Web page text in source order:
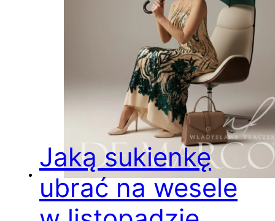
Jaką sukienkę
ubrać na wesele